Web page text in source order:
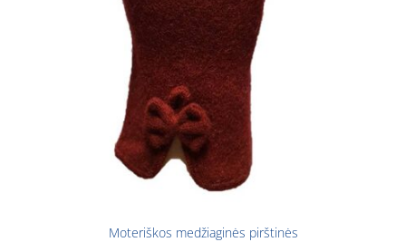
Moteriškos medžiaginės pirštinės